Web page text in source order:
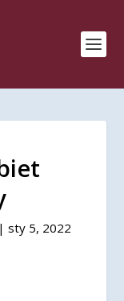
sty 5, 2022